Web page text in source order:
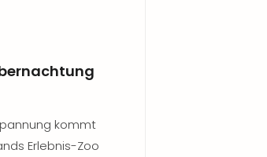
kommt
Erlebnis-Zoo